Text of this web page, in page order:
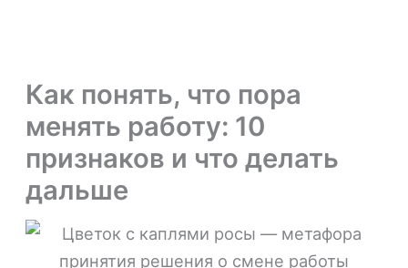
Как понять, что пора
менять работу: 10
признаков и что делать
дальше